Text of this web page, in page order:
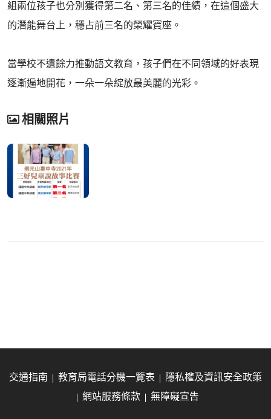
組兩位孩子也分別獲得第二名、第三名的佳績，在這個盛大
的潛能舞台上，穩占前三名的榮耀寶座。
當學校不遺餘力推動語文教育，孩子們在不同領域的好表現
逐漸遍地開花，一朵一朵綻放最美麗的光彩。
相關照片
交通指南 教育局電話分機一覽表
隱私權及資訊安全政策
網站服務條款
無障礙宣告